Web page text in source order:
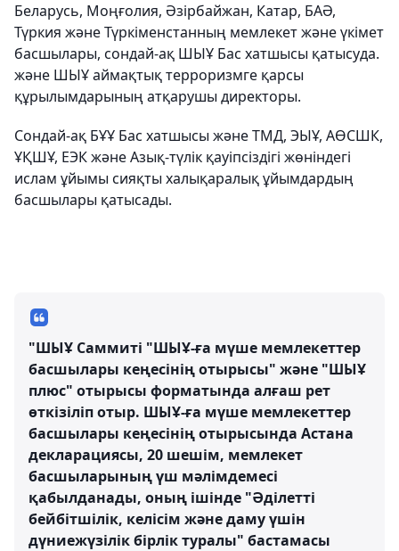
Беларусь, Моңғолия, Әзірбайжан, Катар, БАӘ,
Түркия және Түркіменстанның мемлекет және үкімет
басшылары, сондай-ақ ШЫҰ Бас хатшысы қатысуда.
және ШЫҰ аймақтық терроризмге қарсы
құрылымдарының атқарушы директоры.
Сондай-ақ БҰҰ Бас хатшысы және ТМД, ЭЫҰ, АӨСШК,
ҰҚШҰ, ЕЭК және Азық-түлік қауіпсіздігі жөніндегі
ислам ұйымы сияқты халықаралық ұйымдардың
басшылары қатысады.
"ШЫҰ Саммиті "ШЫҰ-ға мүше мемлекеттер
басшылары кеңесінің отырысы" және "ШЫҰ
плюс" отырысы форматында алғаш рет
өткізіліп отыр. ШЫҰ-ға мүше мемлекеттер
басшылары кеңесінің отырысында Астана
декларациясы, 20 шешім, мемлекет
басшыларының үш мәлімдемесі
қабылданады, оның ішінде "Әділетті
бейбітшілік, келісім және даму үшін
дүниежүзілік бірлік туралы" бастамасы